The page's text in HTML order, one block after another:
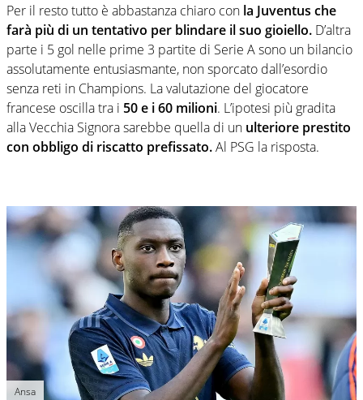
Per il resto tutto è abbastanza chiaro con la Juventus che
farà più di un tentativo per blindare il suo gioiello. D’altra
parte i 5 gol nelle prime 3 partite di Serie A sono un bilancio
assolutamente entusiasmante, non sporcato dall’esordio
senza reti in Champions. La valutazione del giocatore
francese oscilla tra i 50 e i 60 milioni. L’ipotesi più gradita
alla Vecchia Signora sarebbe quella di un ulteriore prestito
con obbligo di riscatto prefissato.Al PSG la risposta.
Ansa